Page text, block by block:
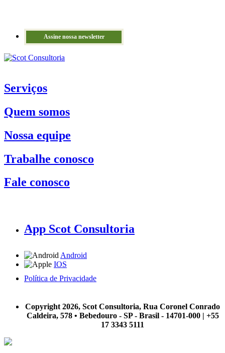
Assine nossa newsletter
Serviços
Quem somos
Nossa equipe
Trabalhe conosco
Fale conosco
App Scot Consultoria
Android
IOS
Política de Privacidade
Copyright 2026, Scot Consultoria, Rua Coronel Conrado
Caldeira, 578 • Bebedouro - SP - Brasil - 14701-000 | +55
17 3343 5111